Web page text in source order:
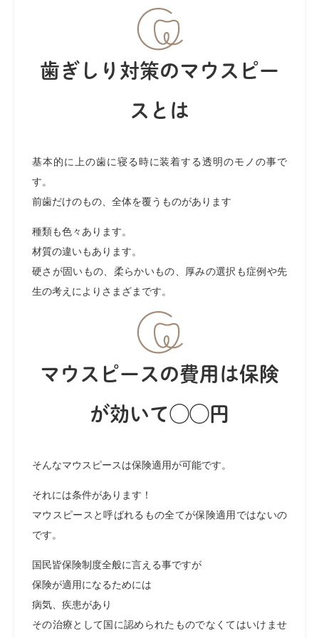
歯ぎしり対策のマウスピー
スとは
基本的に上の歯に寝る時に装着する透明のモノの事で
す。
前歯だけのもの、全体を覆うものがあります
種類も色々あります。
材質の違いもあります。
硬さが固いもの、柔らかいもの、厚みの選択も症例や先
生の考えによりさまざまです。
マウスピースの費用は保険
が効いて◯◯円
そんなマウスピースは保険適用が可能です。
それには条件があります！
マウスピースと呼ばれるもの全てが保険適用ではないの
です。
国民皆保険制度全般に言える事ですが
保険が適用になるためには
病気、疾患があり
その治療として国に認められたものでなくてはいけませ